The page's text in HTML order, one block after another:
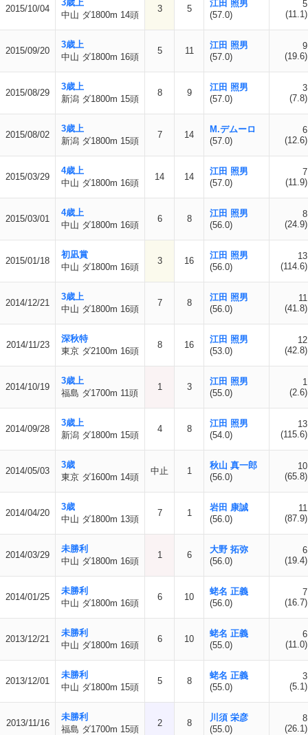
2015/10/04
3歳上
中山 ダ1800m 14頭
3 5
江田 照男
(57.0)
5
(11.1)
2015/09/20
3歳上
中山 ダ1800m 16頭
5 11
江田 照男
(57.0)
9
(19.6)
2015/08/29
3歳上
新潟 ダ1800m 15頭
8 9
江田 照男
(57.0)
3
(7.8)
2015/08/02
3歳上
新潟 ダ1800m 15頭
7 14
M.デムーロ
(57.0)
6
(12.6)
2015/03/29
4歳上
中山 ダ1800m 16頭
14 14
江田 照男
(57.0)
7
(11.9)
2015/03/01
4歳上
中山 ダ1800m 16頭
6 8
江田 照男
(56.0)
8
(24.9)
2015/01/18
初凪賞
中山 ダ1800m 16頭
3 16
江田 照男
(56.0)
13
(114.6)
2014/12/21
3歳上
中山 ダ1800m 16頭
7 8
江田 照男
(56.0)
11
(41.8)
2014/11/23
深秋特
東京 ダ2100m 16頭
8 16
江田 照男
(53.0)
12
(42.8)
2014/10/19
3歳上
福島 ダ1700m 11頭
1 3
江田 照男
(55.0)
1
(2.6)
2014/09/28
3歳上
新潟 ダ1800m 15頭
4 8
江田 照男
(54.0)
13
(115.6)
2014/05/03
3歳
東京 ダ1600m 14頭
中止 1
秋山 真一郎
(56.0)
10
(65.8)
2014/04/20
3歳
中山 ダ1800m 13頭
7 1
岩田 康誠
(56.0)
11
(87.9)
2014/03/29
未勝利
中山 ダ1800m 16頭
1 6
大野 拓弥
(56.0)
6
(19.4)
2014/01/25
未勝利
中山 ダ1800m 16頭
6 10
蛯名 正義
(56.0)
7
(16.7)
2013/12/21
未勝利
中山 ダ1800m 16頭
6 10
蛯名 正義
(55.0)
6
(11.0)
2013/12/01
未勝利
中山 ダ1800m 15頭
5 8
蛯名 正義
(55.0)
3
(5.1)
2013/11/16
未勝利
福島 ダ1700m 15頭
2 8
川須 栄彦
(55.0)
8
(26.1)